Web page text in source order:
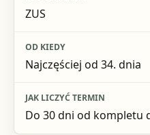
ZUS
Najczęściej od 34. dnia
Do 30 dni od kompletu